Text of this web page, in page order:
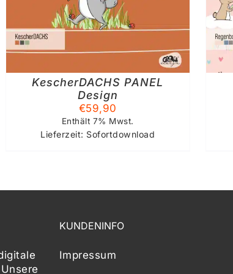
KescherDACHS PANEL
Design
€59,90
Enthält 7% Mwst.
Lieferzeit: Sofortdownload
MEHRERE
VARIANTEN
DIE
OPTIONEN
KÖNNEN
KUNDENINFO
Impressum